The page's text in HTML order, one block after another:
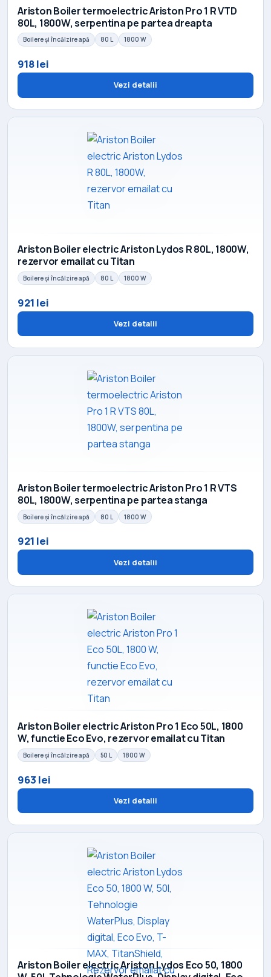
Ariston Boiler termoelectric Ariston Pro 1 R VTD
80L, 1800W, serpentina pe partea dreapta
Boilere și încălzire apă 80 L 1800 W
918 lei
Vezi detalii
Ariston Boiler electric Ariston Lydos R 80L, 1800W,
rezervor emailat cu Titan
Boilere și încălzire apă 80 L 1800 W
921 lei
Vezi detalii
Ariston Boiler termoelectric Ariston Pro 1 R VTS
80L, 1800W, serpentina pe partea stanga
Boilere și încălzire apă 80 L 1800 W
921 lei
Vezi detalii
Ariston Boiler electric Ariston Pro 1 Eco 50L, 1800
W, functie Eco Evo, rezervor emailat cu Titan
Boilere și încălzire apă 50 L 1800 W
963 lei
Vezi detalii
Ariston Boiler electric Ariston Lydos Eco 50, 1800